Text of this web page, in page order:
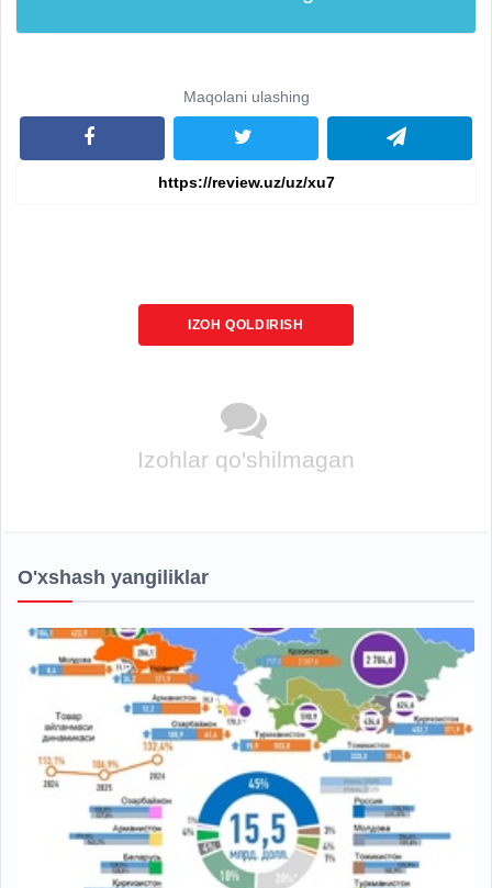
Maqolani ulashing
IZOH QOLDIRISH
Izohlar qo'shilmagan
O'xshash yangiliklar